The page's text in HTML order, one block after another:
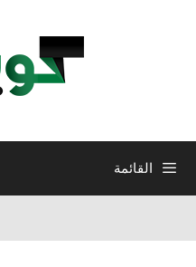
القائمة